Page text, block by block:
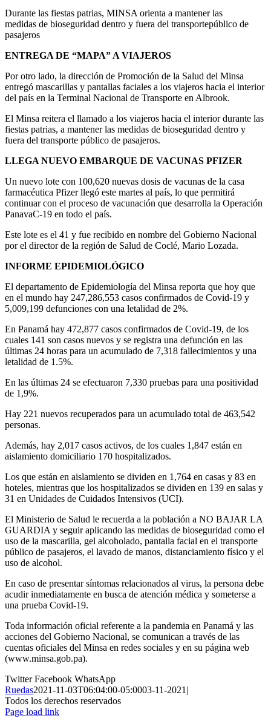
Durante las fiestas patrias, MINSA orienta a mantener las
medidas de bioseguridad dentro y fuera del transportepúblico de
pasajeros
ENTREGA DE “MAPA” A VIAJEROS
Por otro lado, la dirección de Promoción de la Salud del Minsa
entregó mascarillas y pantallas faciales a los viajeros hacia el interior
del país en la Terminal Nacional de Transporte en Albrook.
El Minsa reitera el llamado a los viajeros hacia el interior durante las
fiestas patrias, a mantener las medidas de bioseguridad dentro y
fuera del transporte público de pasajeros.
LLEGA NUEVO EMBARQUE DE VACUNAS PFIZER
Un nuevo lote con 100,620 nuevas dosis de vacunas de la casa
farmacéutica Pfizer llegó este martes al país, lo que permitirá
continuar con el proceso de vacunación que desarrolla la Operación
PanavaC-19 en todo el país.
Este lote es el 41 y fue recibido en nombre del Gobierno Nacional
por el director de la región de Salud de Coclé, Mario Lozada.
INFORME EPIDEMIOLÓGICO
El departamento de Epidemiología del Minsa reporta que hoy que
en el mundo hay 247,286,553 casos confirmados de Covid-19 y
5,009,199 defunciones con una letalidad de 2%.
En Panamá hay 472,877 casos confirmados de Covid-19, de los
cuales 141 son casos nuevos y se registra una defunción en las
últimas 24 horas para un acumulado de 7,318 fallecimientos y una
letalidad de 1.5%.
En las últimas 24 se efectuaron 7,330 pruebas para una positividad
de 1,9%.
Hay 221 nuevos recuperados para un acumulado total de 463,542
personas.
Además, hay 2,017 casos activos, de los cuales 1,847 están en
aislamiento domiciliario 170 hospitalizados.
Los que están en aislamiento se dividen en 1,764 en casas y 83 en
hoteles, mientras que los hospitalizados se dividen en 139 en salas y
31 en Unidades de Cuidados Intensivos (UCI).
El Ministerio de Salud le recuerda a la población a NO BAJAR LA
GUARDIA y seguir aplicando las medidas de bioseguridad como el
uso de la mascarilla, gel alcoholado, pantalla facial en el transporte
público de pasajeros, el lavado de manos, distanciamiento físico y el
uso de alcohol.
En caso de presentar síntomas relacionados al virus, la persona debe
acudir inmediatamente en busca de atención médica y someterse a
una prueba Covid-19.
Toda información oficial referente a la pandemia en Panamá y las
acciones del Gobierno Nacional, se comunican a través de las
cuentas oficiales del Minsa en redes sociales y en su página web
(www.minsa.gob.pa).
TwitterFacebook WhatsApp
Ruedas2021-11-03T06:04:00-05:0003-11-2021|
Todos los derechos reservados
Page load link